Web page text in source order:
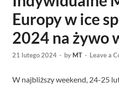
Europy w ice
2024 na żywo
21 lutego 2024 - by MT - Leave a
W najbliższy weekend, 24-25